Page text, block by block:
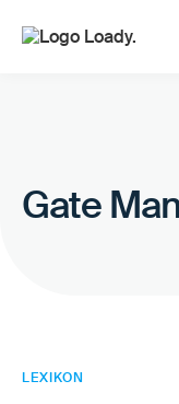
Gate
LEXIKON